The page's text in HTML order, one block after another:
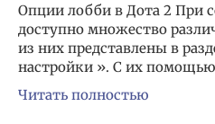
Опции лобби в Дота 2 При
доступно множество
из них представлены в
настройки ». С их помощью
Читать полностью